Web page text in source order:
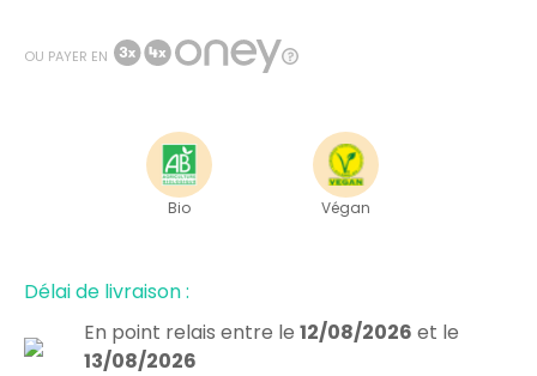
OU PAYER EN
Bio Végan
Délai de livraison :
En point relais entre le 12/08/2026 et le
13/08/2026